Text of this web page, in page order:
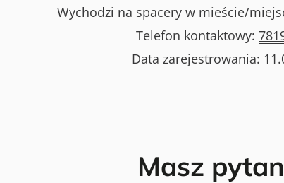
Wychodzi na spacery w mieście/
Telefon kontaktowy:
Data zarejestrowania:
Masz